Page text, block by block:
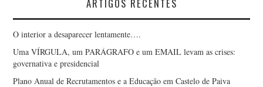
ARTIGOS RECENTES
O interior a desaparecer lentamente….
Uma VÍRGULA, um PARÁGRAFO e um EMAIL levam as crises:
governativa e presidencial
Plano Anual de Recrutamentos e a Educação em Castelo de Paiva